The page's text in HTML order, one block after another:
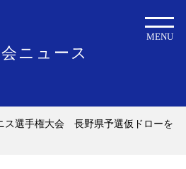
ニュース
MENU
ス選手権大会 長野県予選仮ドローを